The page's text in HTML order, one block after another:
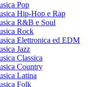
Pop
Hip-Hop e Rap
R&B e Soul
Rock
Elettronica ed EDM
Jazz
Classica
Country
Latina
Folk